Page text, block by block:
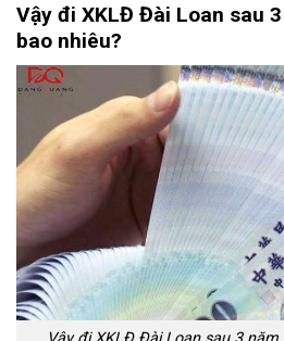
Vậy đi XKLĐ Đài Loan sau
bao nhiêu?